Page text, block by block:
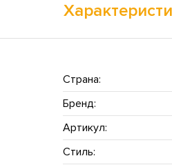
Страна:
Бренд:
Артикул:
Стиль: